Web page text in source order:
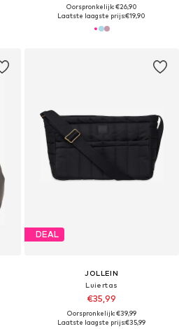
Oorspronkelijk: €26,90
Laatste laagste prijs:€19,90
DEAL
JOLLEIN
Luiertas
€35,99
Oorspronkelijk: €39,99
Laatste laagste prijs:€35,99